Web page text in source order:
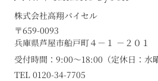
株式会社高翔バイセル
〒659-0093
兵庫県芦屋市船戸町４－１ －２０１
受付時間：9:00～18:00（定休日：水
TEL 0120-34-7705